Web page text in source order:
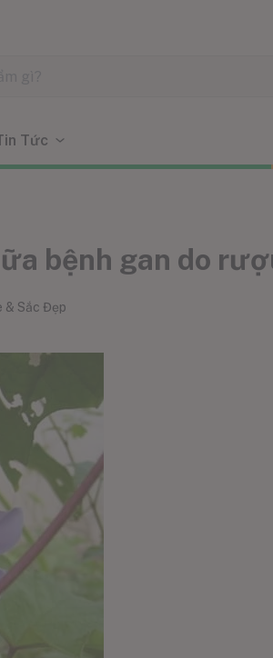
Tức
bệnh gan do
& Sắc Đẹp